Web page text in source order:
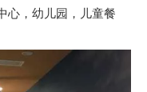
心，幼儿园，儿童餐